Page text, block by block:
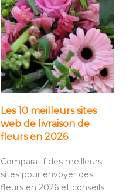
Les 10 meilleurs sites
web de livraison de
fleurs en 2026
Comparatif des meilleurs
sites pour envoyer des
fleurs en 2026 et conseils